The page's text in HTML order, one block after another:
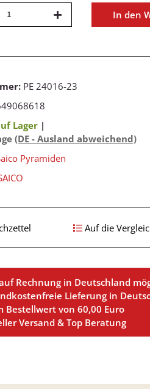
In den
PE 24016-23
Lager |
(DE - Ausland abweichend)
Pyramiden
Auf die
Rechnung in Deutschland
Lieferung in
Bestellwert von 60,00 Euro
Versand & Top Beratung